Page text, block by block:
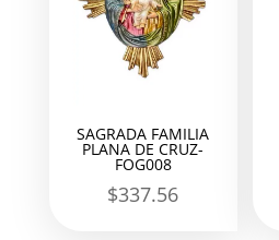
SAGRADA FAMILIA
PLANA DE CRUZ-
FOG008
$337.56